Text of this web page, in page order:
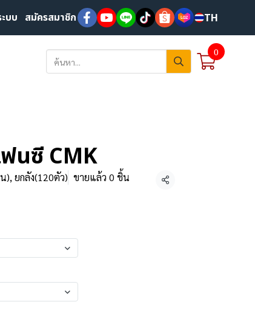
บบ สมัครสมาชิก TH
0
นซี CMK
), ยกลัง(120ตัว) ขายแล้ว 0 ชิ้น
แชร์